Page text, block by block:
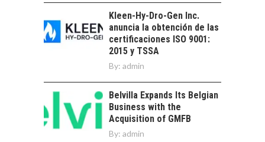
OPORTUNIDADES
PARA EL
DESARROLLO LOCAL
El Desierto de
Atacama: Motor
Desarrollo Turístico…
LA IMPORTANCIA DE
DIVERSIFICAR LAS
EXPORTACIONES
CHILENAS
La diversificación de
las exportaciones
Kleen-Hy-Dro-Gen Inc.
anuncia la obtención de las
certificaciones ISO 9001:
2015 y TSSA
By: admin
Belvilla Expands Its Belgian
Business with the
Acquisition of GMFB
By: admin